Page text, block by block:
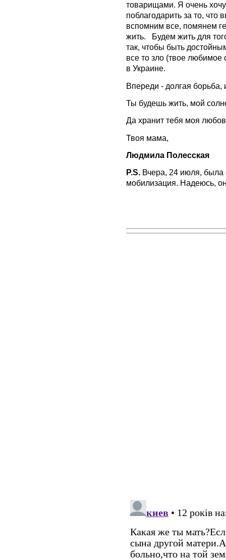
товарищами. Я очень
поблагодарить за то,
вспомним все, помянем
жить. Будем жить для
так, чтобы быть
все то зло (твое любимое
в Украине.
Впереди - долгая
Ты будешь жить, мой
Да хранит тебя моя
Твоя мама,
Людмила Полесская
P.S. Вчера, 24 июля, была
мобилизация. Надеюсь,